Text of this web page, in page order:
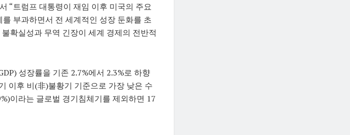
“트럼프 대통령이 재임 이후 미국의 주요
부과하면서 전 세계적인 성장 둔화를 초
확실성과 무역 긴장이 세계 경제의 전반적
성장률을 기존 2.7%에서 2.3%로 하향
이후 비(非)불황기 기준으로 가장 낮은 수
이라는 글로벌 경기침체기를 제외하면 17